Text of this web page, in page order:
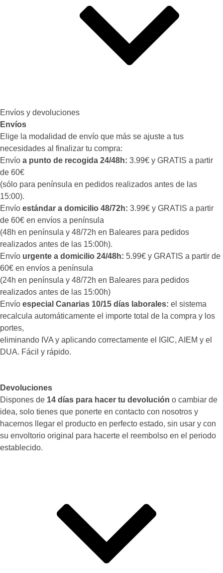
Envíos y devoluciones
Envíos
Elige la modalidad de envío que más se ajuste a tus
necesidades al finalizar tu compra:
Envío a punto de recogida 24/48h: 3.99€ y GRATIS a partir
de 60€
(sólo para península en pedidos realizados antes de las
15:00).
Envío estándar a domicilio 48/72h: 3.99€ y GRATIS a partir
de 60€ en envíos a península
(48h en península y 48/72h en Baleares para pedidos
realizados antes de las 15:00h).
Envío urgente a domicilio 24/48h: 5.99€ y GRATIS a partir de
60€ en envíos a península
(24h en península y 48/72h en Baleares para pedidos
realizados antes de las 15:00h)
Envío especial Canarias 10/15 días laborales: el sistema
recalcula automáticamente el importe total de la compra y los
portes,
eliminando IVA y aplicando correctamente el IGIC, AIEM y el
DUA. Fácil y rápido.
Devoluciones
Dispones de 14 días para hacer tu devolución o cambiar de
idea, solo tienes que ponerte en contacto con nosotros y
hacernos llegar el producto en perfecto estado, sin usar y con
su envoltorio original para hacerte el reembolso en el periodo
establecido.